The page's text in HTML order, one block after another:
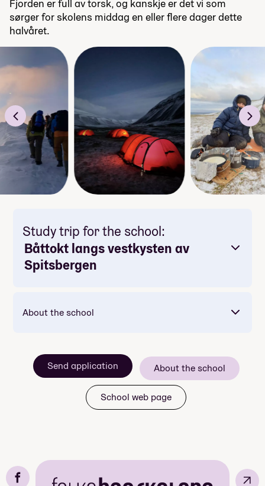
Fjorden er full av torsk, og kanskje er det vi som
sørger for skolens middag en eller flere dager dette
halvåret.
Study trip for the school:
Båttokt langs vestkysten av
Spitsbergen
About the school
Send application About the school
School web page
↗